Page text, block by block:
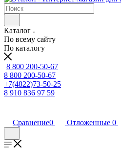
Каталог
По всему сайту
По каталогу
8 800 200-50-67
8 800 200-50-67
+7(4822)73-50-25
8 910 836 97 59
Сравнение0 Отложенные 0